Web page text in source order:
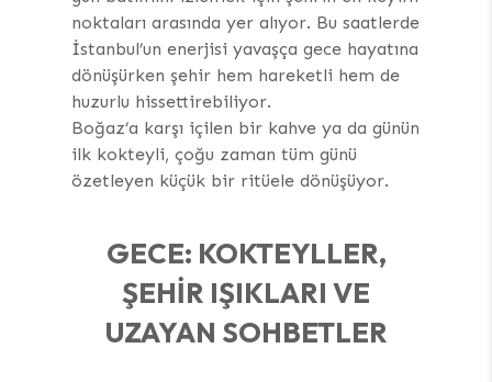
noktaları arasında yer alıyor. Bu saatlerde
İstanbul’un enerjisi yavaşça gece hayatına
dönüşürken şehir hem hareketli hem de
huzurlu hissettirebiliyor.
Boğaz’a karşı içilen bir kahve ya da günün
ilk kokteyli, çoğu zaman tüm günü
özetleyen küçük bir ritüele dönüşüyor.
GECE: KOKTEYLLER,
ŞEHIR IŞIKLARI VE
UZAYAN SOHBETLER